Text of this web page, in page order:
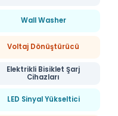
Wall Washer
Voltaj Dönüştürücü
Elektrikli Bisiklet Şarj
Cihazları
LED Sinyal Yükseltici